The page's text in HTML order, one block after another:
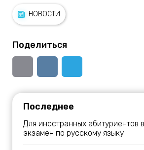
НОВОСТИ
Поделиться
Последнее
Для иностранных абитуриентов
экзамен по русскому языку